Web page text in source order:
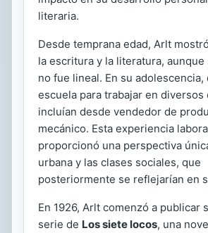
literaria.
Desde temprana edad, Arlt
la escritura y la literatura,
no fue lineal. En su adolescencia,
escuela para trabajar en diversos
incluían desde vendedor de
mecánico. Esta experiencia
proporcionó una perspectiva
urbana y las clases sociales, que
posteriormente se reflejarían en
En 1926, Arlt comenzó a publicar
serie de Los siete locos, una